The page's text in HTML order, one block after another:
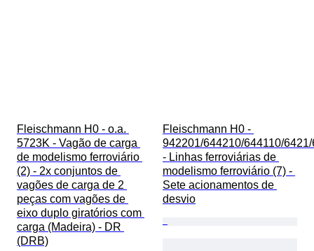
Fleischmann H0 - o.a.
5723K - Vagão de carga
de modelismo ferroviário
(2) - 2x conjuntos de
vagões de carga de 2
peças com vagões de
eixo duplo giratórios com
carga (Madeira) - DR
(DRB)
Fleischmann H0 -
942201/644210/644110/
- Linhas ferroviárias de
modelismo ferroviário (7) -
Sete acionamentos de
desvio